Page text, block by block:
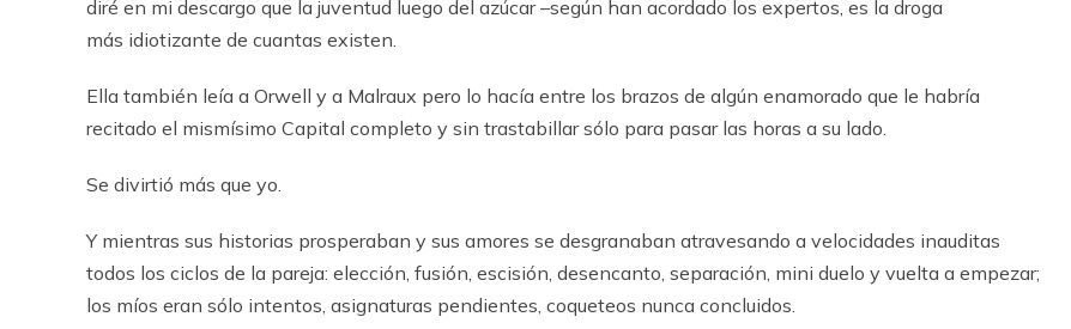
diré en mi descargo que la juventud luego del azúcar –según han acordado los expertos, es la droga
más idiotizante de cuantas existen.
Ella también leía a Orwell y a Malraux pero lo hacía entre los brazos de algún enamorado que le habría
recitado el mismísimo Capital completo y sin trastabillar sólo para pasar las horas a su lado.
Se divirtió más que yo.
Y mientras sus historias prosperaban y sus amores se desgranaban atravesando a velocidades inauditas
todos los ciclos de la pareja: elección, fusión, escisión, desencanto, separación, mini duelo y vuelta a empezar;
los míos eran sólo intentos, asignaturas pendientes, coqueteos nunca concluidos.